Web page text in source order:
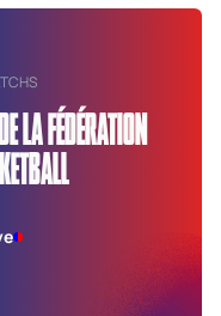
LA FÉDÉRATION